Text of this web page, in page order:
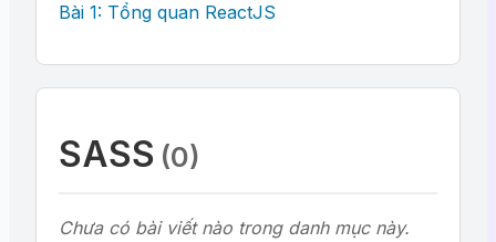
Bài 1: Tổng quan ReactJS
SASS (0)
Chưa có bài viết nào trong danh mục này.